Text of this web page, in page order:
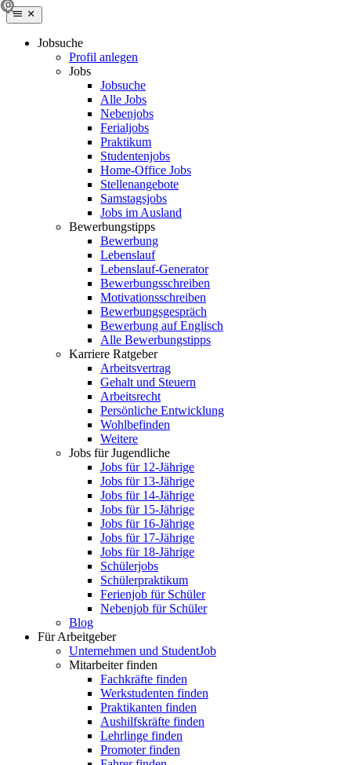
Jobsuche
Profil anlegen
Jobs
Jobsuche
Alle Jobs
Nebenjobs
Ferialjobs
Praktikum
Studentenjobs
Home-Office Jobs
Stellenangebote
Samstagsjobs
Jobs im Ausland
Bewerbungstipps
Bewerbung
Lebenslauf
Lebenslauf-Generator
Bewerbungsschreiben
Motivationsschreiben
Bewerbungsgespräch
Bewerbung auf Englisch
Alle Bewerbungstipps
Karriere Ratgeber
Arbeitsvertrag
Gehalt und Steuern
Arbeitsrecht
Persönliche Entwicklung
Wohlbefinden
Weitere
Jobs für Jugendliche
Jobs für 12-Jährige
Jobs für 13-Jährige
Jobs für 14-Jährige
Jobs für 15-Jährige
Jobs für 16-Jährige
Jobs für 17-Jährige
Jobs für 18-Jährige
Schülerjobs
Schülerpraktikum
Ferienjob für Schüler
Nebenjob für Schüler
Blog
Für Arbeitgeber
Unternehmen und StudentJob
Mitarbeiter finden
Fachkräfte finden
Werkstudenten finden
Praktikanten finden
Aushilfskräfte finden
Lehrlinge finden
Promoter finden